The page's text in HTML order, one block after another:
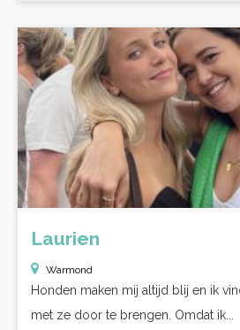
Laurien
Warmond
Honden maken mij altijd blij en ik
met ze door te brengen. Omdat ik...